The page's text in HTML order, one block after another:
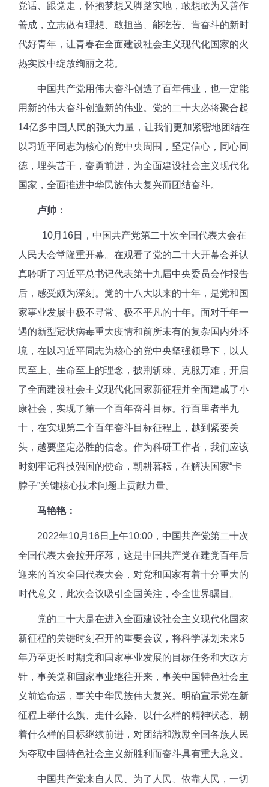
党话、跟党走，怀抱梦想又脚踏实地，敢想敢为又善作
善成，立志做有理想、敢担当、能吃苦、肯奋斗的新时
代好青年，让青春在全面建设社会主义现代化国家的火
热实践中绽放绚丽之花。
中国共产党用伟大奋斗创造了百年伟业，也一定能
用新的伟大奋斗创造新的伟业。党的二十大必将聚合起
14亿多中国人民的强大力量，让我们更加紧密地团结在
以习近平同志为核心的党中央周围，坚定信心，同心同
德，埋头苦干，奋勇前进，为全面建设社会主义现代化
国家，全面推进中华民族伟大复兴而团结奋斗。
卢帅：
10月16日，中国共产党第二十次全国代表大会在
人民大会堂隆重开幕。在观看了党的二十大开幕会并认
真聆听了习近平总书记代表第十九届中央委员会作报告
后，感受颇为深刻。党的十八大以来的十年，是党和国
家事业发展中极不寻常、极不平凡的十年。面对千年一
遇的新型冠状病毒重大疫情和前所未有的复杂国内外环
境，在以习近平同志为核心的党中央坚强领导下，以人
民至上、生命至上的理念，披荆斩棘、克服万难，开启
了全面建设社会主义现代化国家新征程并全面建成了小
康社会，实现了第一个百年奋斗目标。行百里者半九
十，在实现第二个百年奋斗目标征程上，越到紧要关
头，越要坚定必胜的信念。作为科研工作者，我们应该
时刻牢记科技强国的使命，朝耕暮耘，在解决国家“卡
脖子”关键核心技术问题上贡献力量。
马艳艳：
2022年10月16日上午10:00，中国共产党第二十次
全国代表大会拉开序幕，这是中 国共产党在建党百年后
迎来的首次全国代表大会，对党和国家有着十分重大的
时代意义，此次会议吸引全国关注，令全世界瞩目。
党的二十大是在进入全面建设社会主义现代化国家
新征程的关键时刻召开的重要会议，将科学谋划未来5
年乃至更长时期党和国家事业发展的目标任务和大政方
针，事关党和国家事业继往开来，事关中国特色社会主
义前途命运，事关中华民族伟大复兴。明确宣示党在新
征程上举什么旗、走什么路、以什么样的精神状态、朝
着什么样的目标继续前进，对团结和激励全国各族人民
为夺取中国特色社会主义新胜利而奋斗具有重大意义。
中国共产党来自人民、为了人民、依靠人民，一切